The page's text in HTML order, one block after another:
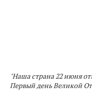
"Наша страна 22 июня
Первый день Великой